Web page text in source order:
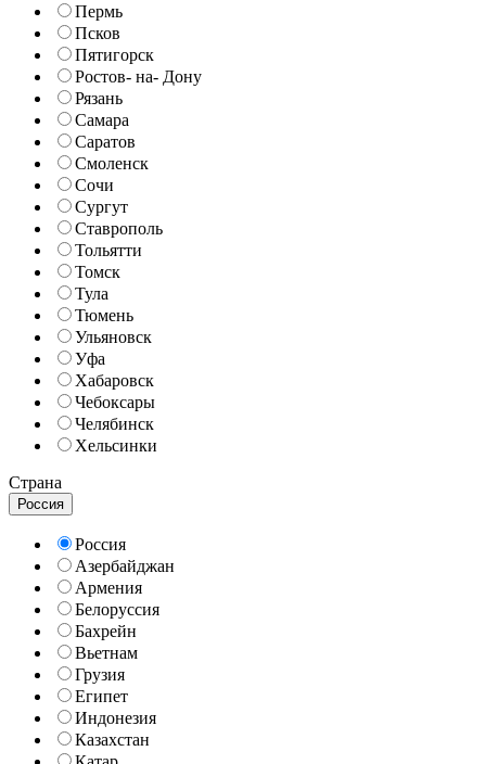
Пермь
Псков
Пятигорск
Ростов- на- Дону
Рязань
Самара
Саратов
Смоленск
Сочи
Сургут
Ставрополь
Тольятти
Томск
Тула
Тюмень
Ульяновск
Уфа
Хабаровск
Чебоксары
Челябинск
Хельсинки
Страна
Россия
Россия
Азербайджан
Армения
Белоруссия
Бахрейн
Вьетнам
Грузия
Египет
Индонезия
Казахстан